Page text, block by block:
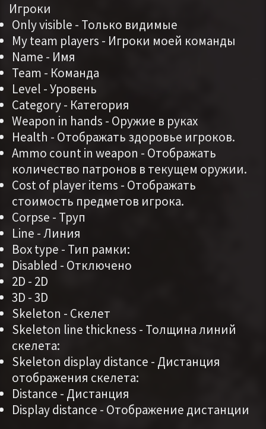
Игроки
Only visible - Только видимые
My team players - Игроки моей команды
Name - Имя
Team - Команда
Level - Уровень
Category - Категория
Weapon in hands - Оружие в руках
Health - Отображать здоровье игроков.
Ammo count in weapon - Отображать
количество патронов в текущем оружии.
Cost of player items - Отображать
стоимость предметов игрока.
Corpse - Труп
Line - Линия
Box type - Тип рамки:
Disabled - Отключено
2D - 2D
3D - 3D
Skeleton - Скелет
Skeleton line thickness - Толщина линий
скелета:
Skeleton display distance - Дистанция
отображения скелета:
Distance - Дистанция
Display distance - Отображение дистанции